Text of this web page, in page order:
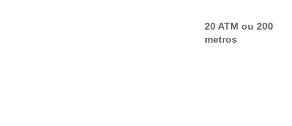
20 ATM ou 200
metros